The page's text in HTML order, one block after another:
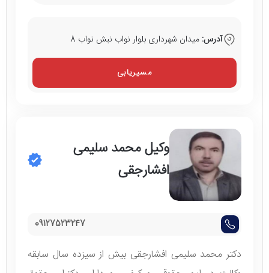
آدرس: میدان شهرداری بلوار نواب نبش نواب 8
مسیریابی
وکیل محمد سلیمی
افشارجقی
09127523247
دکتر محمد سلیمی افشارجقی بیش از سیزده سال سابقه